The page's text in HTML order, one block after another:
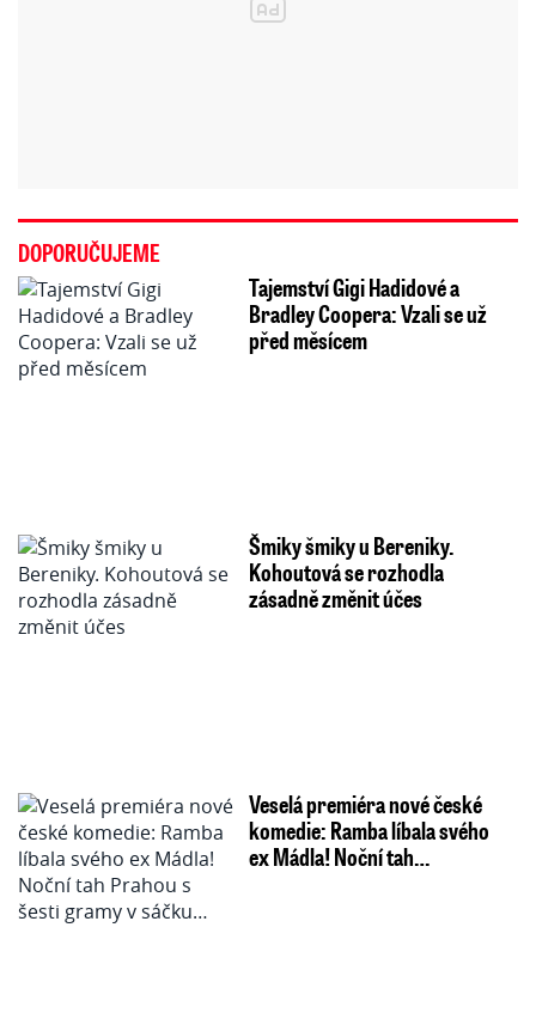
DOPORUČUJEME
Tajemství Gigi Hadidové a
Bradley Coopera: Vzali se už
před měsícem
Šmiky šmiky u Bereniky.
Kohoutová se rozhodla
zásadně změnit účes
Veselá premiéra nové české
komedie: Ramba líbala svého
ex Mádla! Noční tah…